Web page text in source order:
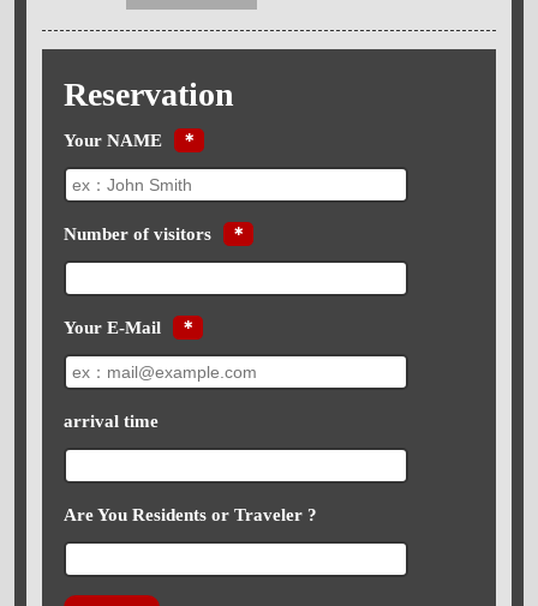
Reservation
Your NAME ＊
Number of visitors ＊
Your E-Mail ＊
arrival time
Are You Residents or Traveler ?